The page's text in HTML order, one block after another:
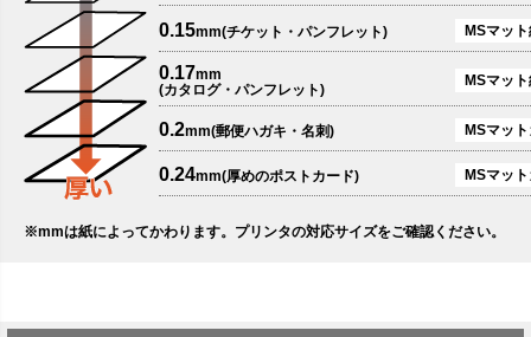
0.15mm(チケット・パンフレット) MSマッ
0.17mm
(カタログ・パンフレット)
MSマッ
0.2mm(郵便ハガキ・名刺) MSマッ
0.24mm(厚めのポストカード) MSマッ
※mmは紙によってかわります。プリンタの対応サイズをご確認ください。